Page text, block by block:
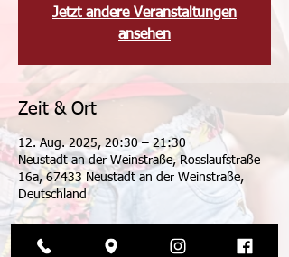
Jetzt andere Veranstaltungen
ansehen
Zeit & Ort
12. Aug. 2025, 20:30 – 21:30
Neustadt an der Weinstraße, Rosslaufstraße
16a, 67433 Neustadt an der Weinstraße,
Deutschland